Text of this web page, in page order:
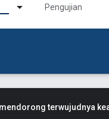
Pengujian
terwujudnya